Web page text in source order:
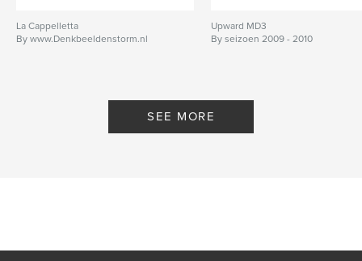
La Cappelletta
By www.Denkbeeldenstorm.nl
Upward MD3
By seizoen 2009 - 2010
SEE MORE